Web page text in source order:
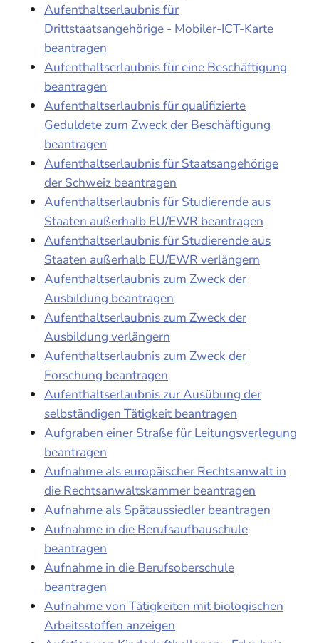
Aufenthaltserlaubnis für
Drittstaatsangehörige - Mobiler-ICT-Karte
beantragen
Aufenthaltserlaubnis für eine Beschäftigung
beantragen
Aufenthaltserlaubnis für qualifizierte
Geduldete zum Zweck der Beschäftigung
beantragen
Aufenthaltserlaubnis für Staatsangehörige
der Schweiz beantragen
Aufenthaltserlaubnis für Studierende aus
Staaten außerhalb EU/EWR beantragen
Aufenthaltserlaubnis für Studierende aus
Staaten außerhalb EU/EWR verlängern
Aufenthaltserlaubnis zum Zweck der
Ausbildung beantragen
Aufenthaltserlaubnis zum Zweck der
Ausbildung verlängern
Aufenthaltserlaubnis zum Zweck der
Forschung beantragen
Aufenthaltserlaubnis zur Ausübung der
selbständigen Tätigkeit beantragen
Aufgraben einer Straße für Leitungsverlegung
beantragen
Aufnahme als europäischer Rechtsanwalt in
die Rechtsanwaltskammer beantragen
Aufnahme als Spätaussiedler beantragen
Aufnahme in die Berufsaufbauschule
beantragen
Aufnahme in die Berufsoberschule
beantragen
Aufnahme von Tätigkeiten mit biologischen
Arbeitsstoffen anzeigen